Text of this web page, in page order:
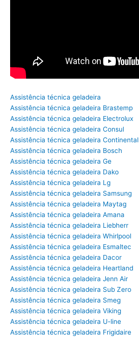
Assistência técnica geladeira
Assistência técnica geladeira Brastemp
Assistência técnica geladeira Electrolux
Assistência técnica geladeira Consul
Assistência técnica geladeira Continental
Assistência técnica geladeira Bosch
Assistência técnica geladeira Ge
Assistência técnica geladeira Dako
Assistência técnica geladeira Lg
Assistência técnica geladeira Samsung
Assistência técnica geladeira Maytag
Assistência técnica geladeira Amana
Assistência técnica geladeira Liebherr
Assistência técnica geladeira Whirlpool
Assistência técnica geladeira Esmaltec
Assistência técnica geladeira Dacor
Assistência técnica geladeira Heartland
Assistência técnica geladeira Jenn Air
Assistência técnica geladeira Sub Zero
Assistência técnica geladeira Smeg
Assistência técnica geladeira Viking
Assistência técnica geladeira U-line
Assistência técnica geladeira Frigidaire